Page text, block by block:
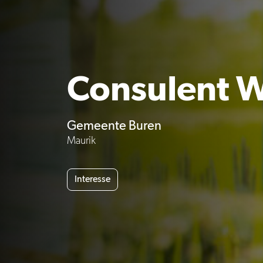
Consulent
Gemeente Buren
Maurik
Interesse